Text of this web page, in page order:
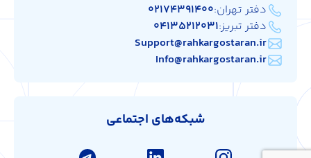
دفتر تهران:۰۲۱۷۴۳۹۱۴۰۰
دفتر تبریز:۰۴۱۳۵۲۱۲۰۳۱
Support@rahkargostaran.ir
Info@rahkargostaran.ir
شبکه‌های اجتماعی